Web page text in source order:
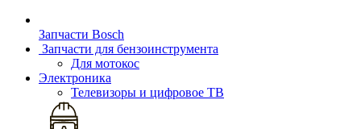
Запчасти Bosch
Запчасти для бензоинструмента
Для мотокос
Электроника
Телевизоры и цифровое ТВ